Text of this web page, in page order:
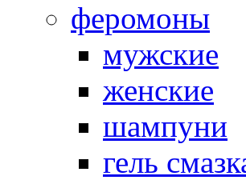
феромоны
мужские
женские
шампуни
гель